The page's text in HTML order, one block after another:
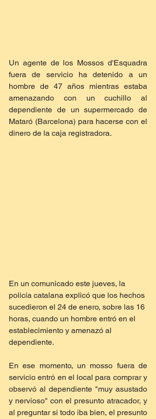
Un agente de los Mossos d'Esquadra
fuera de servicio ha detenido a un
hombre de 47 años mientras estaba
amenazando con un cuchillo al
dependiente de un supermercado de
Mataró (Barcelona) para hacerse con el
dinero de la caja registradora.
En un comunicado este jueves, la
policía catalana explicó que los hechos
sucedieron el 24 de enero, sobre las 16
horas, cuando un hombre entró en el
establecimiento y amenazó al
dependiente.
En ese momento, un mosso fuera de
servicio entró en el local para comprar y
observó al dependiente "muy asustado
y nervioso" con el presunto atracador, y
al preguntar si todo iba bien, el presunto